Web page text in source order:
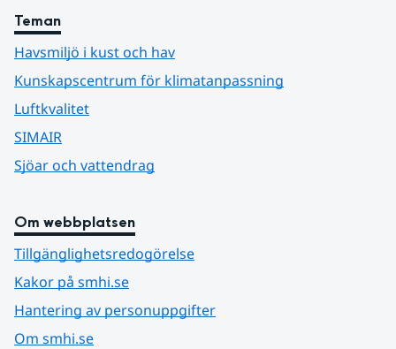
Teman
Havsmiljö i kust och hav
Kunskapscentrum för klimatanpassning
Luftkvalitet
SIMAIR
Sjöar och vattendrag
Om webbplatsen
Tillgänglighetsredogörelse
Kakor på smhi.se
Hantering av personuppgifter
Om smhi.se